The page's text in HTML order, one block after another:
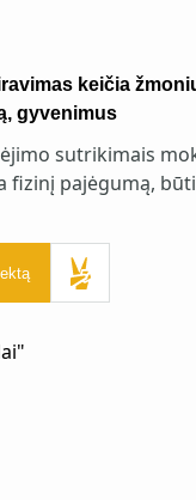
keičia
gyvenimus
sutrikimais
fizinį pajėgumą,